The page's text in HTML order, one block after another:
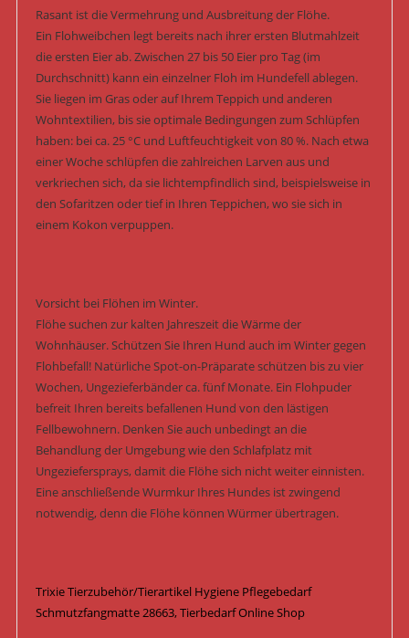
Rasant ist die Vermehrung und Ausbreitung der Flöhe.
Ein Flohweibchen legt bereits nach ihrer ersten Blutmahlzeit
die ersten Eier ab. Zwischen 27 bis 50 Eier pro Tag (im
Durchschnitt) kann ein einzelner Floh im Hundefell ablegen.
Sie liegen im Gras oder auf Ihrem Teppich und anderen
Wohntextilien, bis sie optimale Bedingungen zum Schlüpfen
haben: bei ca. 25 °C und Luftfeuchtigkeit von 80 %. Nach etwa
einer Woche schlüpfen die zahlreichen Larven aus und
verkriechen sich, da sie lichtempfindlich sind, beispielsweise in
den Sofaritzen oder tief in Ihren Teppichen, wo sie sich in
einem Kokon verpuppen.
Vorsicht bei Flöhen im Winter.
Flöhe suchen zur kalten Jahreszeit die Wärme der
Wohnhäuser. Schützen Sie Ihren Hund auch im Winter gegen
Flohbefall! Natürliche Spot-on-Präparate schützen bis zu vier
Wochen, Ungezieferbänder ca. fünf Monate. Ein Flohpuder
befreit Ihren bereits befallenen Hund von den lästigen
Fellbewohnern. Denken Sie auch unbedingt an die
Behandlung der Umgebung wie den Schlafplatz mit
Ungeziefersprays, damit die Flöhe sich nicht weiter einnisten.
Eine anschließende Wurmkur Ihres Hundes ist zwingend
notwendig, denn die Flöhe können Würmer übertragen.
Trixie Tierzubehör/Tierartikel Hygiene Pflegebedarf
Schmutzfangmatte 28663, Tierbedarf Online Shop